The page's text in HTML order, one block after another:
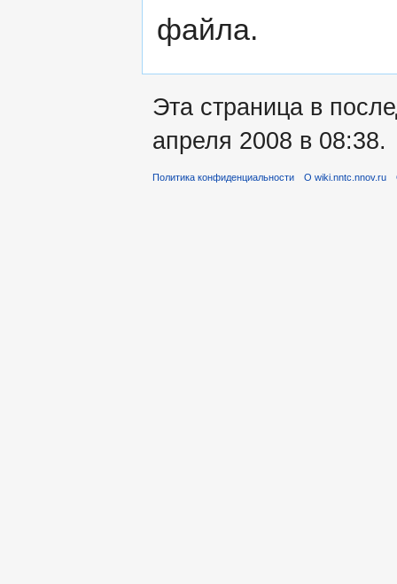
файла.
Эта страница в
апреля 2008 в 08:38.
Политика конфиденциальности О wiki.nntc.nnov.ru